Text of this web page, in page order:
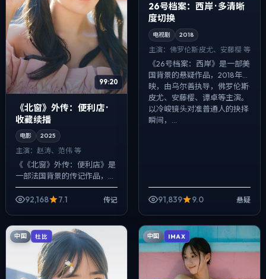
99:20
《北窗》外传：便利店 ·
收藏续播
电影 2025
主演： 赵涛、范伟 等
《《北窗》外传：便利店》是
一部法国背景的传记作品，
2025年公映，由贾樟柯执
导，赵涛、范伟、松田龙平等
92,168 7.1 传记
26号档案：西岸 · 多清晰
度切换
电视剧 2018
主演： 佛罗伦斯·皮尤、安藤樱 等
《26号档案：西岸》是一部美
国背景的悬疑作品，2018年公
映，由乌尔善执导，佛罗伦斯·
皮尤、安藤樱、谭卓等主演。
以冷峻镜头对准普通人的抉择
瞬间，...
91,839 9.0 悬疑
中国 杜比 中国 IMAX